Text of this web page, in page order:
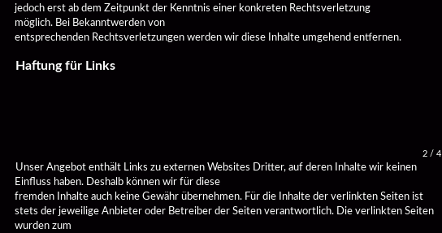
jedoch erst ab dem Zeitpunkt der Kenntnis einer konkreten Rechtsverletzung
möglich. Bei Bekanntwerden von
entsprechenden Rechtsverletzungen werden wir diese Inhalte umgehend entfernen.
Haftung für Links
2 / 4
Unser Angebot enthält Links zu externen Websites Dritter, auf deren Inhalte wir keinen
Einfluss haben. Deshalb können wir für diese
fremden Inhalte auch keine Gewähr übernehmen. Für die Inhalte der verlinkten Seiten ist
stets der jeweilige Anbieter oder Betreiber der Seiten verantwortlich. Die verlinkten Seiten
wurden zum